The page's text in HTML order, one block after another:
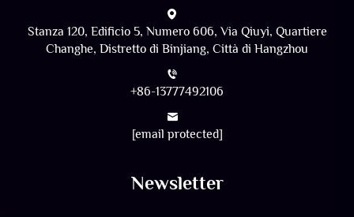
Stanza 120, Edificio 5, Numero 606, Via Qiuyi, Quartiere
Changhe, Distretto di Binjiang, Città di Hangzhou
+86-13777492106
[email protected]
Newsletter